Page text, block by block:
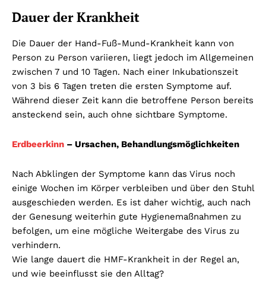
Dauer der Krankheit
Die Dauer der Hand-Fuß-Mund-Krankheit kann von
Person zu Person variieren, liegt jedoch im Allgemeinen
zwischen 7 und 10 Tagen. Nach einer Inkubationszeit
von 3 bis 6 Tagen treten die ersten Symptome auf.
Während dieser Zeit kann die betroffene Person bereits
ansteckend sein, auch ohne sichtbare Symptome.
Erdbeerkinn – Ursachen, Behandlungsmöglichkeiten
Nach Abklingen der Symptome kann das Virus noch
einige Wochen im Körper verbleiben und über den Stuhl
ausgeschieden werden. Es ist daher wichtig, auch nach
der Genesung weiterhin gute Hygienemaßnahmen zu
befolgen, um eine mögliche Weitergabe des Virus zu
verhindern.
Wie lange dauert die HMF-Krankheit in der Regel an,
und wie beeinflusst sie den Alltag?